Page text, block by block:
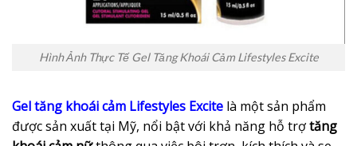
Hình Ảnh Thực Tế Gel Tăng Khoái Cảm Lifestyles Excite
Gel tăng khoái cảm Lifestyles Excite là một sản phẩm
được sản xuất tại Mỹ, nổi bật với khả năng hỗ trợtăng